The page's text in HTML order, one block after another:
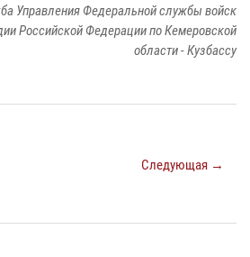
Управления Федеральной службы войск
Российской Федерации по Кемеровской
области - Кузбассу
Следующая →